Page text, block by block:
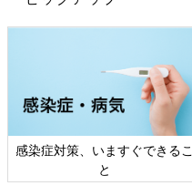
感染症対策、いますぐできるこ
と